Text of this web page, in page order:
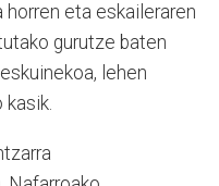
horren eta eskaileraren
gurutze baten
lehen
kasik.